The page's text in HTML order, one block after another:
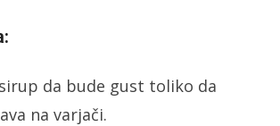
da bude gust toliko da
na varjači.